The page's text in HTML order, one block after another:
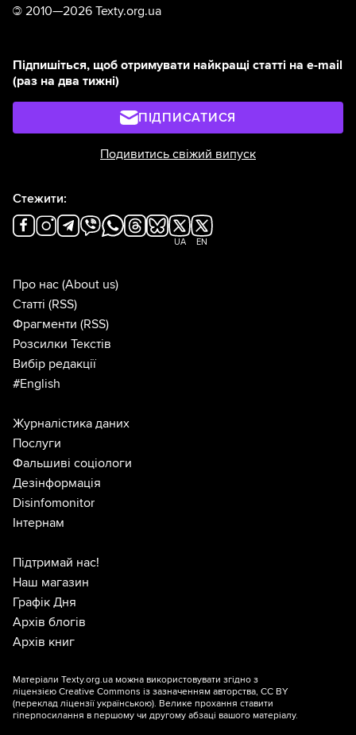
© 2010—2026 Texty.org.ua
Підпишіться, щоб отримувати найкращі статті на e-mail
(раз на два тижні)
ПІДПИСАТИСЯ
Подивитись свіжий випуск
Стежити:
UA EN
Про нас (About us)
Статті (RSS)
Фрагменти (RSS)
Розсилки Текстів
Вибір редакції
#English
Журналістика даних
Послуги
Фальшиві соціологи
Дезінформація
Disinfomonitor
Інтернам
Підтримай нас!
Наш магазин
Графік Дня
Архів блогів
Архів книг
Матеріали Texty.org.ua можна використовувати згідно з
ліцензією Creative Commons із зазначенням авторства, CC BY
(переклад ліцензії українською). Велике прохання ставити
гіперпосилання в першому чи другому абзаці вашого матеріалу.